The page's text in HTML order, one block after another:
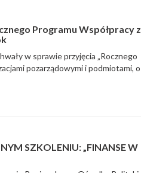
Programu Współpracy z
w sprawie przyjęcia „Rocznego
pozarządowymi i podmiotami, o
SZKOLENIU: „FINANSE W